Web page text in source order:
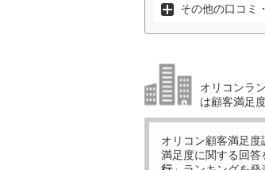
その他の口コミ
オリコンラ
は顧客満足
オリコン顧客満足
満足度に関する回答